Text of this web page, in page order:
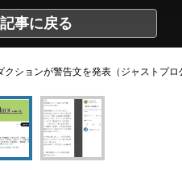
記事に戻る
ションが警告文を発表（ジャストプロ